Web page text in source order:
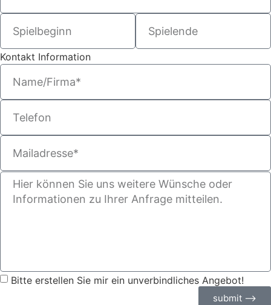
Kontakt Information
Bitte erstellen Sie mir ein unverbindliches Angebot!
submit ⟶